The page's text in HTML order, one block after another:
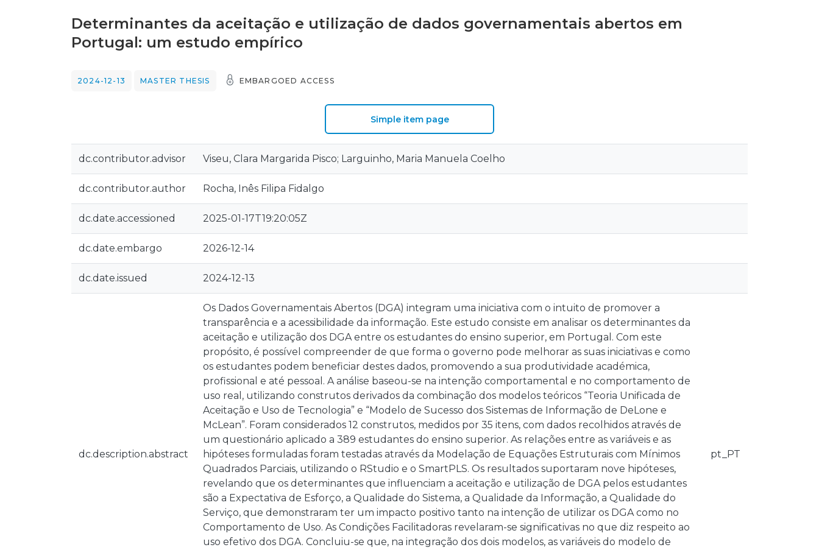
Determinantes da aceitação e utilização de dados governamentais abertos em
Portugal: um estudo empírico
2024-12-13 MASTER THESIS EMBARGOED ACCESS
Simple item page
dc.contributor.advisor Viseu, Clara Margarida Pisco; Larguinho, Maria Manuela Coelho
dc.contributor.author Rocha, Inês Filipa Fidalgo
dc.date.accessioned 2025-01-17T19:20:05Z
dc.date.embargo 2026-12-14
dc.date.issued 2024-12-13
dc.description.abstract
Os Dados Governamentais Abertos (DGA) integram uma iniciativa com o intuito de promover a
transparência e a acessibilidade da informação. Este estudo consiste em analisar os determinantes da
aceitação e utilização dos DGA entre os estudantes do ensino superior, em Portugal. Com este
propósito, é possível compreender de que forma o governo pode melhorar as suas iniciativas e como
os estudantes podem beneficiar destes dados, promovendo a sua produtividade académica,
profissional e até pessoal. A análise baseou-se na intenção comportamental e no comportamento de
uso real, utilizando construtos derivados da combinação dos modelos teóricos “Teoria Unificada de
Aceitação e Uso de Tecnologia” e “Modelo de Sucesso dos Sistemas de Informação de DeLone e
McLean”. Foram considerados 12 construtos, medidos por 35 itens, com dados recolhidos através de
um questionário aplicado a 389 estudantes do ensino superior. As relações entre as variáveis e as
hipóteses formuladas foram testadas através da Modelação de Equações Estruturais com Mínimos
Quadrados Parciais, utilizando o RStudio e o SmartPLS. Os resultados suportaram nove hipóteses,
revelando que os determinantes que influenciam a aceitação e utilização de DGA pelos estudantes
são a Expectativa de Esforço, a Qualidade do Sistema, a Qualidade da Informação, a Qualidade do
Serviço, que demonstraram ter um impacto positivo tanto na intenção de utilizar os DGA como no
Comportamento de Uso. As Condições Facilitadoras revelaram-se significativas no que diz respeito ao
uso efetivo dos DGA. Concluiu-se que, na integração dos dois modelos, as variáveis do modelo de
pt_PT